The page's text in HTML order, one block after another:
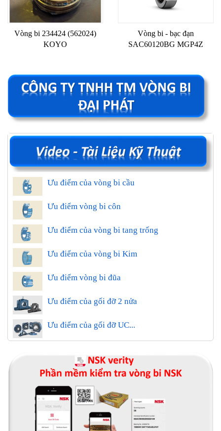
Vòng bi 234424 (562024)
KOYO
Vòng bi - bạc đạn
SAC60120BG MGP4Z
Ưu điểm của vòng bi cầu
Ưu điểm vòng bi côn
Ưu điểm của vòng bi tang trống
Ưu điểm của vòng bi Kim
Ưu điểm vòng bi đũa
Ưu điểm của gối đỡ 2 nửa
Ưu điểm của gối đỡ UC...